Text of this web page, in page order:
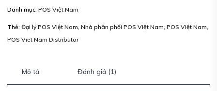
Danh mục: POS Việt Nam
Thẻ: Đại lý POS Việt Nam Nhà phân phối POS Việt Nam POS Việt Nam
POS Viet Nam Distributor
Mô tả Đánh giá (1)